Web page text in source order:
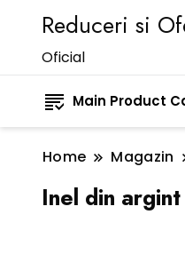
Reduceri si
Oficial
Main Product
Home Magazin
Inel din